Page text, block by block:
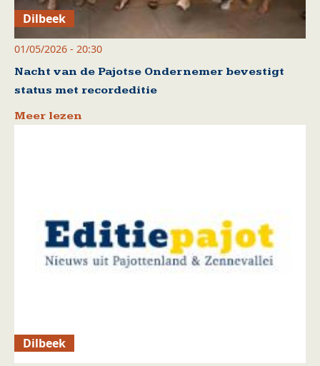
Dilbeek
01/05/2026 - 20:30
Nacht van de Pajotse Ondernemer bevestigt
status met recordeditie
Meer lezen
Dilbeek